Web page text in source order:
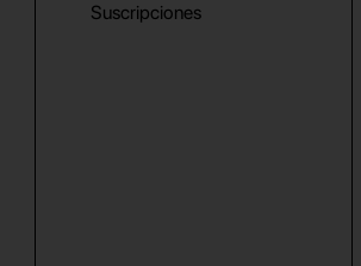
Suscripciones